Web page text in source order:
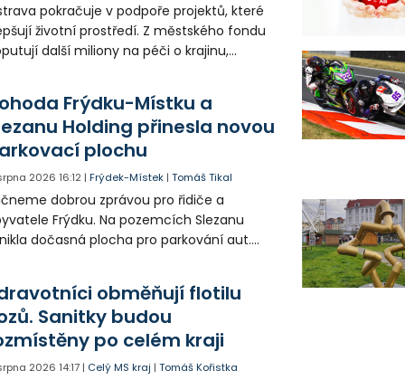
pokračuje v podpoře projektů, které
životní prostředí. Z městského fondu
další miliony na péči o krajinu,
Frýdku-Místku a
Holding přinesla novou
plochu
2026 16:12 |Frýdek-Místek |Tomáš Tikal
dobrou zprávou pro řidiče a
Frýdku. Na pozemcích Slezanu
dočasná plocha pro parkování aut.
obměňují flotilu
Sanitky budou
po celém kraji
2026 14:17 | Celý MS kraj |Tomáš Kořistka